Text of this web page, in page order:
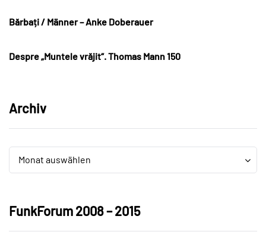
Bărbați / Männer – Anke Doberauer
Despre „Muntele vrăjit“. Thomas Mann 150
Archiv
Archiv
Monat auswählen
Archiv
FunkForum 2008 – 2015